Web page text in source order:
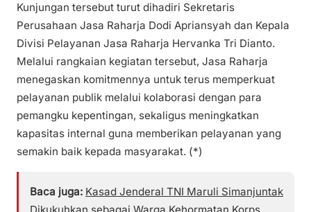
Kunjungan tersebut turut dihadiri Sekretaris
Perusahaan Jasa Raharja Dodi Apriansyah dan Kepala
Divisi Pelayanan Jasa Raharja Hervanka Tri Dianto.
Melalui rangkaian kegiatan tersebut, Jasa Raharja
menegaskan komitmennya untuk terus memperkuat
pelayanan publik melalui kolaborasi dengan para
pemangku kepentingan, sekaligus meningkatkan
kapasitas internal guna memberikan pelayanan yang
semakin baik kepada masyarakat. (*)
Baca juga: Kasad Jenderal TNI Maruli Simanjuntak
Dikukuhkan sebagai Warga Kehormatan Korps